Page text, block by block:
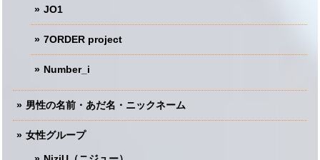
JO1
7ORDER project
Number_i
男性の名前・あだ名・ニックネーム
女性グループ